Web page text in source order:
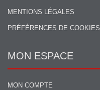
MENTIONS LÉGALES
PRÉFÉRENCES DE COOKIES
MON ESPACE
MON COMPTE